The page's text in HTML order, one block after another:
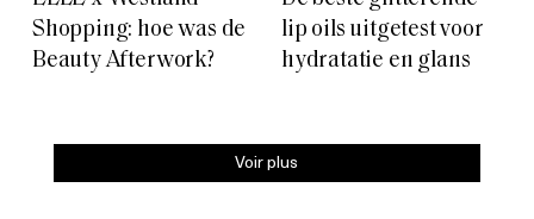
Shopping: hoe was de
Beauty Afterwork?
lip oils uitgetest voor
hydratatie en glans
Voir plus